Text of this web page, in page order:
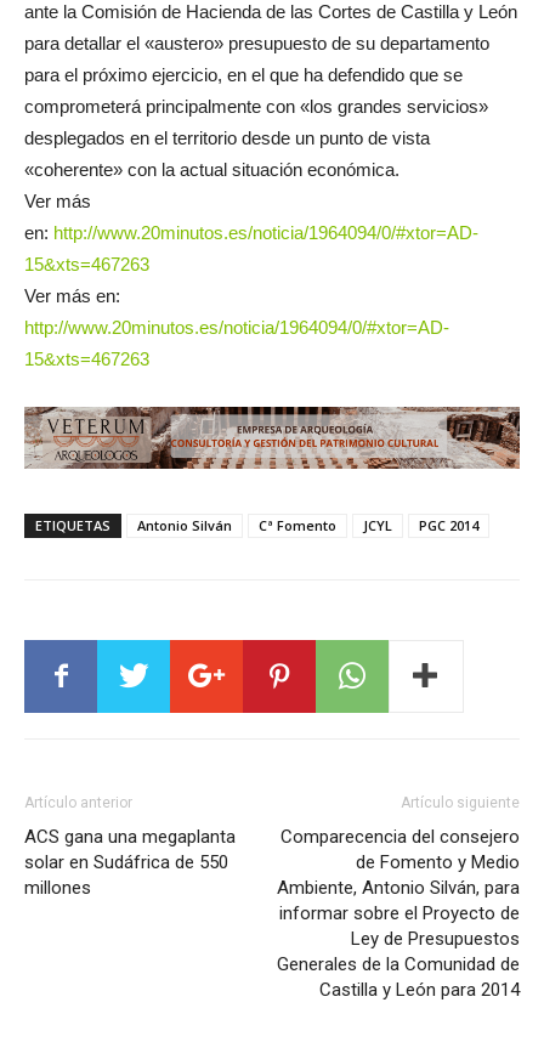
ante la Comisión de Hacienda de las Cortes de Castilla y León
para detallar el «austero» presupuesto de su departamento
para el próximo ejercicio, en el que ha defendido que se
comprometerá principalmente con «los grandes servicios»
desplegados en el territorio desde un punto de vista
«coherente» con la actual situación económica.
Ver más
en: http://www.20minutos.es/noticia/1964094/0/#xtor=AD-
15&xts=467263
Ver más en:
http://www.20minutos.es/noticia/1964094/0/#xtor=AD-
15&xts=467263
ETIQUETAS Antonio Silván Cª Fomento JCYL PGC 2014
Artículo anterior
ACS gana una megaplanta
solar en Sudáfrica de 550
millones
Artículo siguiente
Comparecencia del consejero
de Fomento y Medio
Ambiente, Antonio Silván, para
informar sobre el Proyecto de
Ley de Presupuestos
Generales de la Comunidad de
Castilla y León para 2014